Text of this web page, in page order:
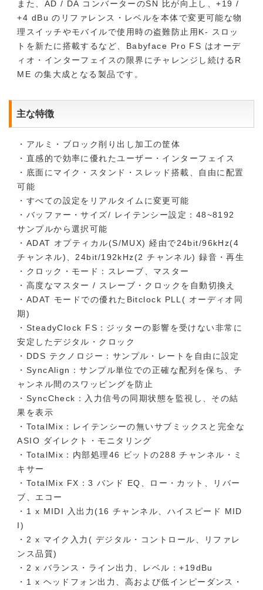
また、AD / DA コンバーターのSN 比が向上し、+19 /
+4 dBu のリファレンス・レベルを本体で変更可能な物
理スイッチやモバイルで使用時の盗難防止用K- スロッ
トを新たに搭載するなど、Babyface Pro FS はオーデ
ィオ・インターフェイスの限界にチャレンジし続けるR
ME の集大成となる製品です。
主な特徴
・アルミ・ブロック削り出し加工の筐体
・直感的で効率に優れたユーザー・インターフェイス
・底面にマイク・スタンド・スレッド搭載、自由に配置
可能
・すべての設定をリアルタイムに変更可能
・バッファー・サイズ/ レイテンシー設定：48~8192
サンプルから選択可能
・ADAT オプティカル(S/MUX) 経由で24bit/96kHz(4
チャンネル)、24bit/192kHz(2 チャンネル) 録音・再生
・クロック・モード：スレーブ、マスター
・高度なマスター / スレーブ・クロックを自動切換え
・ADAT モードでの優れたBitclock PLL( オーディオ同
期)
・SteadyClock FS：ジッターの影響を受けない非常に
安定したデジタル・クロック
・DDS テクノロジー：サンプル・レートを自由に設定
・SyncAlign：サンプル単位での正確な配列を保ち、チ
ャンネル間のスワッピングを防止
・SyncCheck：入力信号の同期状態を監視し、その結
果を表示
・TotalMix：レイテンシーの無いサブミックスと完全な
ASIO ダイレクト・モニタリング
・TotalMix：内部処理46 ビットの288 チャンネル・ミ
キサー
・TotalMix FX：3 バンド EQ、ロー・カット、リバー
ブ、エコー
・1 x MIDI 入出力(16 チャンネル、ハイスピード MID
I)
・2 x マイク入力( デジタル・コントロール、リファレ
ンス品質)
・2 x バランス・ライン出力、レベル：+19dBu
・1 x ヘッドフォン出力、高および低インピーダンス・